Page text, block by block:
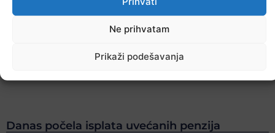
Ne prihvatam
Prikaži podešavanja
Danas počela isplata uvećanih penzija